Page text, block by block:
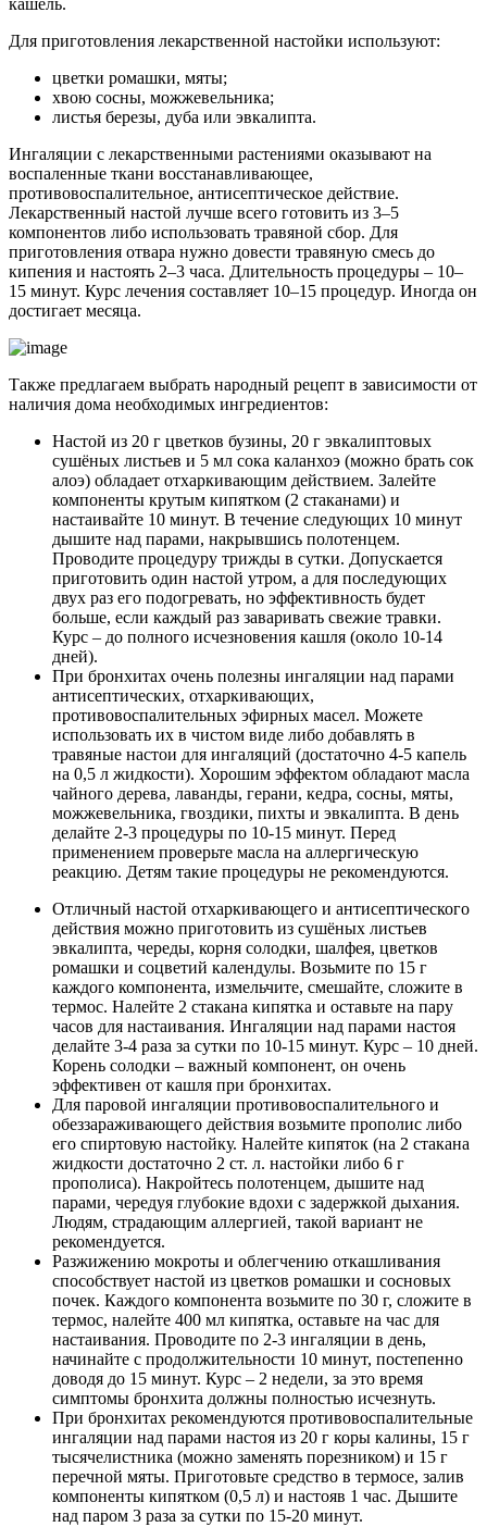
кашель.
Для приготовления лекарственной настойки используют:
цветки ромашки, мяты;
хвою сосны, можжевельника;
листья березы, дуба или эвкалипта.
Ингаляции с лекарственными растениями оказывают на
воспаленные ткани восстанавливающее,
противовоспалительное, антисептическое действие.
Лекарственный настой лучше всего готовить из 3–5
компонентов либо использовать травяной сбор. Для
приготовления отвара нужно довести травяную смесь до
кипения и настоять 2–3 часа. Длительность процедуры – 10–
15 минут. Курс лечения составляет 10–15 процедур. Иногда он
достигает месяца.
Также предлагаем выбрать народный рецепт в зависимости от
наличия дома необходимых ингредиентов:
Настой из 20 г цветков бузины, 20 г эвкалиптовых
сушёных листьев и 5 мл сока каланхоэ (можно брать сок
алоэ) обладает отхаркивающим действием. Залейте
компоненты крутым кипятком (2 стаканами) и
настаивайте 10 минут. В течение следующих 10 минут
дышите над парами, накрывшись полотенцем.
Проводите процедуру трижды в сутки. Допускается
приготовить один настой утром, а для последующих
двух раз его подогревать, но эффективность будет
больше, если каждый раз заваривать свежие травки.
Курс – до полного исчезновения кашля (около 10-14
дней).
При бронхитах очень полезны ингаляции над парами
антисептических, отхаркивающих,
противовоспалительных эфирных масел. Можете
использовать их в чистом виде либо добавлять в
травяные настои для ингаляций (достаточно 4-5 капель
на 0,5 л жидкости). Хорошим эффектом обладают масла
чайного дерева, лаванды, герани, кедра, сосны, мяты,
можжевельника, гвоздики, пихты и эвкалипта. В день
делайте 2-3 процедуры по 10-15 минут. Перед
применением проверьте масла на аллергическую
реакцию. Детям такие процедуры не рекомендуются.
Отличный настой отхаркивающего и антисептического
действия можно приготовить из сушёных листьев
эвкалипта, череды, корня солодки, шалфея, цветков
ромашки и соцветий календулы. Возьмите по 15 г
каждого компонента, измельчите, смешайте, сложите в
термос. Налейте 2 стакана кипятка и оставьте на пару
часов для настаивания. Ингаляции над парами настоя
делайте 3-4 раза за сутки по 10-15 минут. Курс – 10 дней.
Корень солодки – важный компонент, он очень
эффективен от кашля при бронхитах.
Для паровой ингаляции противовоспалительного и
обеззараживающего действия возьмите прополис либо
его спиртовую настойку. Налейте кипяток (на 2 стакана
жидкости достаточно 2 ст. л. настойки либо 6 г
прополиса). Накройтесь полотенцем, дышите над
парами, чередуя глубокие вдохи с задержкой дыхания.
Людям, страдающим аллергией, такой вариант не
рекомендуется.
Разжижению мокроты и облегчению откашливания
способствует настой из цветков ромашки и сосновых
почек. Каждого компонента возьмите по 30 г, сложите в
термос, налейте 400 мл кипятка, оставьте на час для
настаивания. Проводите по 2-3 ингаляции в день,
начинайте с продолжительности 10 минут, постепенно
доводя до 15 минут. Курс – 2 недели, за это время
симптомы бронхита должны полностью исчезнуть.
При бронхитах рекомендуются противовоспалительные
ингаляции над парами настоя из 20 г коры калины, 15 г
тысячелистника (можно заменять порезником) и 15 г
перечной мяты. Приготовьте средство в термосе, залив
компоненты кипятком (0,5 л) и настояв 1 час. Дышите
над паром 3 раза за сутки по 15-20 минут.